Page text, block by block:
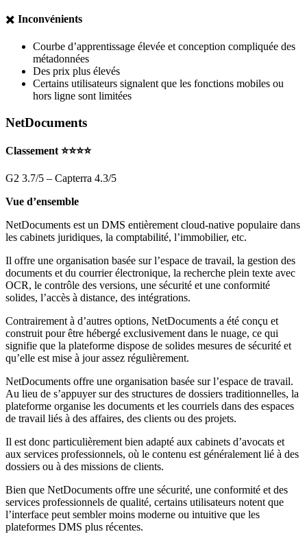
✖️ Inconvénients
Courbe d’apprentissage élevée et conception compliquée des
métadonnées
Des prix plus élevés
Certains utilisateurs signalent que les fonctions mobiles ou
hors ligne sont limitées
NetDocuments
Classement ⭐⭐⭐⭐
G2 3.7/5 – Capterra 4.3/5
Vue d’ensemble
NetDocuments est un DMS entièrement cloud-native populaire dans
les cabinets juridiques, la comptabilité, l’immobilier, etc.
Il offre une organisation basée sur l’espace de travail, la gestion des
documents et du courrier électronique, la recherche plein texte avec
OCR, le contrôle des versions, une sécurité et une conformité
solides, l’accès à distance, des intégrations.
Contrairement à d’autres options, NetDocuments a été conçu et
construit pour être hébergé exclusivement dans le nuage, ce qui
signifie que la plateforme dispose de solides mesures de sécurité et
qu’elle est mise à jour assez régulièrement.
NetDocuments offre une organisation basée sur l’espace de travail.
Au lieu de s’appuyer sur des structures de dossiers traditionnelles, la
plateforme organise les documents et les courriels dans des espaces
de travail liés à des affaires, des clients ou des projets.
Il est donc particulièrement bien adapté aux cabinets d’avocats et
aux services professionnels, où le contenu est généralement lié à des
dossiers ou à des missions de clients.
Bien que NetDocuments offre une sécurité, une conformité et des
services professionnels de qualité, certains utilisateurs notent que
l’interface peut sembler moins moderne ou intuitive que les
plateformes DMS plus récentes.